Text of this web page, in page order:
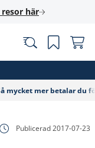
resor här
mycket mer betalar du
Publicerad2017-07-23